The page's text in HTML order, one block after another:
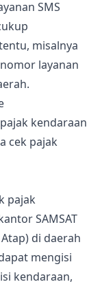
SMS
misalnya
layanan
kendaraan
cek pajak
pajak
SAMSAT
di daerah
mengisi
kendaraan,